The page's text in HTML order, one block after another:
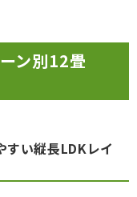
ン別12畳
すい縦長LDKレイ